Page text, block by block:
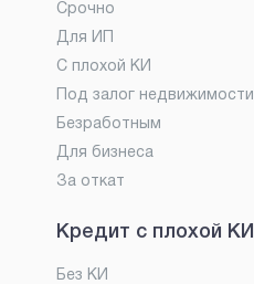
Срочно
Для ИП
С плохой КИ
Под залог недвижимости
Безработным
Для бизнеса
За откат
Кредит с плохой КИ
Без КИ